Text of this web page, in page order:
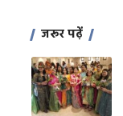
जरूर पढ़ें